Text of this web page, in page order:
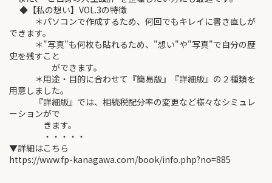
◆【私の想い】VOL.3の特徴
＊パソコンで作成するため、何回でもキレイに書き直しが
できます。
＊"写真"も何枚も貼れるため、"想い"や"写真"で自分の歴
史を残すこと
ができます。
＊用途・目的に合わせて『簡易版』『詳細版』の２種類を
用意しました。
『詳細版』では、相続税配分率の変更など様々なシミュレ
ーションがで
きます。
・・・・・
▼詳細はこちら
https://www.fp-kanagawa.com/book/info.php?no=885